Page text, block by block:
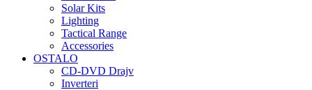
Solar Kits
Lighting
Tactical Range
Accessories
OSTALO
CD-DVD Drajv
Inverteri